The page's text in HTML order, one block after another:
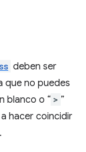
deben ser
que no puedes
blanco o “ > ”
hacer coincidir